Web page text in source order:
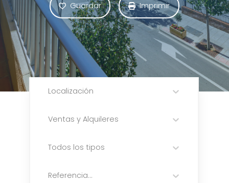
Guardar Imprimir
Localización
Ventas y Alquileres
Todos los tipos
Referencia...